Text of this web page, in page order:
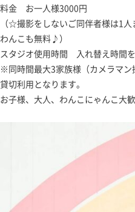
料金 お一人様3000円
（☆撮影をしないご同伴者様は1
わんこも無料♪）
スタジオ使用時間 入れ替え時間
※同時間最大3家族様（カメラマ
貸切利用となります。
お子様、大人、わんこにゃんこ大